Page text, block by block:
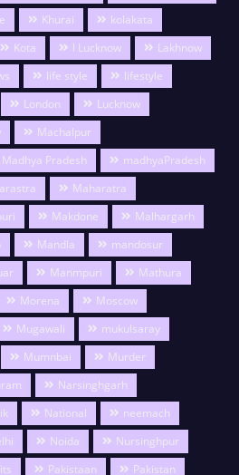
Khurai
kolakata
Kota l Lucknow
Lakhnow
life style
lifestyle
London
Lucknow
Machalpur
Madhya Pradesh
madhyaPradesh
Maharatra
Makdone
Malhargarh
Mandla
mandosur
Manmpuri
Mathura
Morena
Moscow
Mugawali
mukulsaray
Mumnbai
Murder
Narsinghgarh
National
neemach
Noida
Nursinghpur
Pakistaan
Pakistan